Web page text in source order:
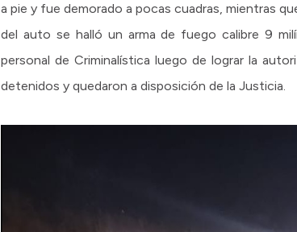
a pie y fue demorado a pocas cuadras, mientras
del auto se halló un arma de fuego calibre 9
personal de Criminalística luego de lograr la
detenidos y quedaron a disposición de la Justicia.